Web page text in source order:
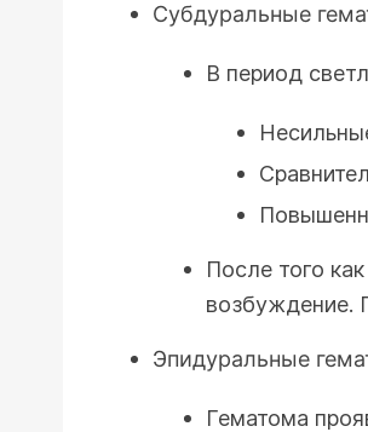
Субдуральные
В период
После того
возбуждение.
Эпидуральные
Гематома